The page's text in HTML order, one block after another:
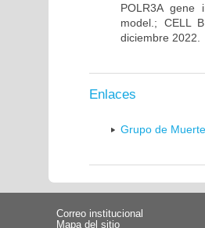
POLR3A gene
model.; CELL
diciembre 2022.
Enlaces
Grupo de
Correo institucional
Mapa del sitio